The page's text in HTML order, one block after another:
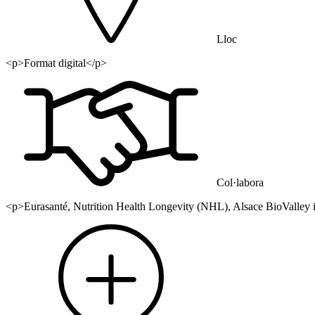
Lloc
<p>Format digital</p>
Col·labora
<p>Eurasanté, Nutrition Health Longevity (NHL), Alsace BioValley